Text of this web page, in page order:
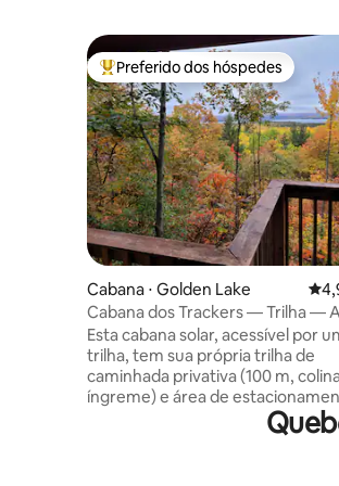
Entre os melhores preferidos dos
Preferido dos hóspedes
Cabana ⋅ Golden Lake
Cabana dos Trackers — Trilha —
de estimação — Sem vizinhos
Esta cabana solar, acessível por
trilha, tem sua própria trilha de
caminhada privativa (100 m,
íngreme) e área de
privada com vista para o Golden